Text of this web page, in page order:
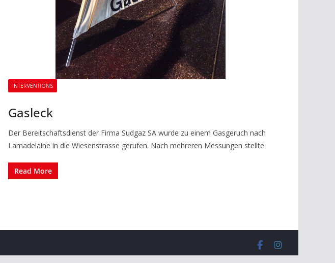
INTERVENTIONS
Gasleck
Der Bereitschaftsdienst der Firma Sudgaz SA wurde zu einem Gasgeruch nach
Lamadelaine in die Wiesenstrasse gerufen. Nach mehreren Messungen stellte
Read More